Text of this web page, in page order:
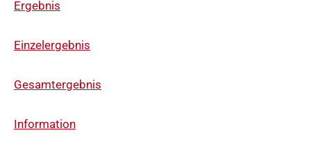
Ergebnis
Einzelergebnis
Gesamtergebnis
Information